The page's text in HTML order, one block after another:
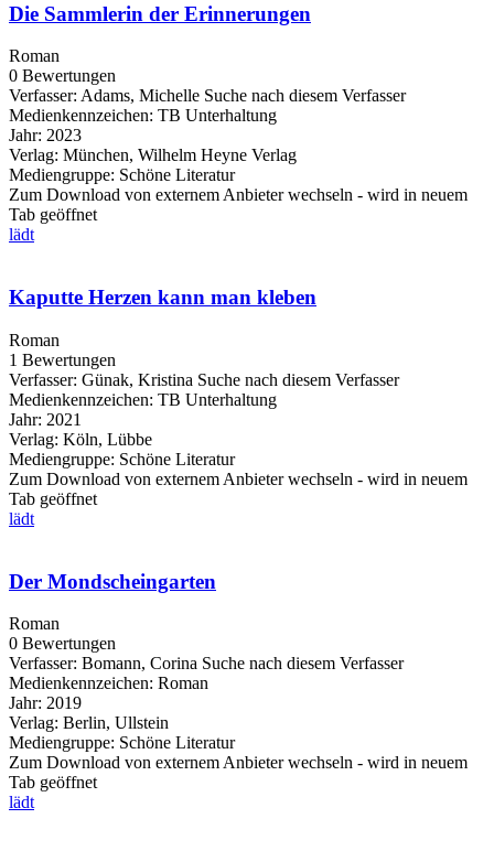
Die Sammlerin der Erinnerungen
Roman
0 Bewertungen
Verfasser: Adams, Michelle Suche nach diesem Verfasser
Medienkennzeichen: TB Unterhaltung
Jahr: 2023
Verlag: München, Wilhelm Heyne Verlag
Mediengruppe: Schöne Literatur
Zum Download von externem Anbieter wechseln - wird in neuem
Tab geöffnet
lädt
Kaputte Herzen kann man kleben
Roman
1 Bewertungen
Verfasser: Günak, Kristina Suche nach diesem Verfasser
Medienkennzeichen: TB Unterhaltung
Jahr: 2021
Verlag: Köln, Lübbe
Mediengruppe: Schöne Literatur
Zum Download von externem Anbieter wechseln - wird in neuem
Tab geöffnet
lädt
Der Mondscheingarten
Roman
0 Bewertungen
Verfasser: Bomann, Corina Suche nach diesem Verfasser
Medienkennzeichen: Roman
Jahr: 2019
Verlag: Berlin, Ullstein
Mediengruppe: Schöne Literatur
Zum Download von externem Anbieter wechseln - wird in neuem
Tab geöffnet
lädt